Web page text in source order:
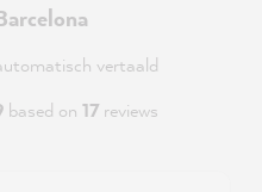
vertaald
based on 17 reviews